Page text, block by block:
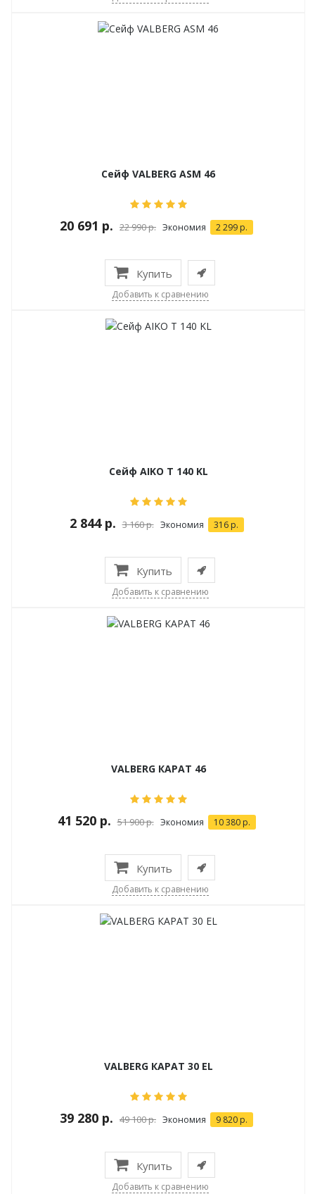
Сейф VALBERG ASM 46
20 691 р. 22 990 р. Экономия 2 299 р.
Купить
Добавить к сравнению
Сейф AIKO T 140 KL
2 844 р. 3 160 р. Экономия 316 р.
Купить
Добавить к сравнению
VALBERG КАРАТ 46
41 520 р. 51 900 р. Экономия 10 380 р.
Купить
Добавить к сравнению
VALBERG КАРАТ 30 EL
39 280 р. 49 100 р. Экономия 9 820 р.
Купить
Добавить к сравнению